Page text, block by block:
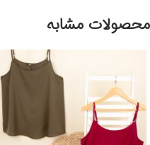
محصولات مشابه